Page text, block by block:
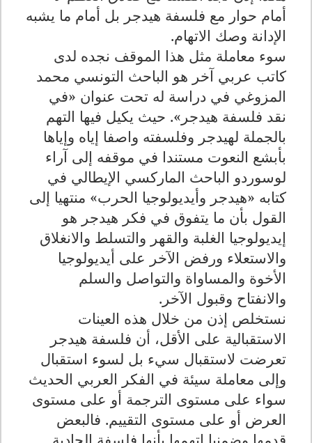
أمام حوار مع فلسفة هيدجر بل أمام ما يشبه
الإدانة وصك الاتهام.
سوء معاملة مثل هذا الموقف نجده لدى
كاتب عربي آخر هو الباحث التونسي محمد
المزوغي في دراسة له تحت عنوان «في
نقد فلسفة هيدجر». حيث يكيل فيها التهم
بالجملة لهيدجر وفلسفته واصفا إياه وإياها
بأبشع النعوت مستندا في موقفه إلى آراء
لوسوردو الباحث الماركسي الإيطالي في
كتابه «هيدجر وأيديولوجيا الحرب» منتهيا إلى
القول بأن ما يتفوق في فكر هيدجر هو
إيديولوجيا الغلبة والقهر والتسلط والانغلاق
والاستعلاء ورفض الآخر على أيديولوجيا
الأخوة والمساواة والتواصل والسلم
والانفتاح وقبول الآخر.
نستخلص إذن من خلال هذه العينات
الاستقبالية على الأقل، أن فلسفة هيدجر
تعرضت لاستقبال سيء بل لسوء استقبال
وإلى معاملة سيئة في الفكر العربي الحديث
سواء على مستوى الترجمة أو على مستوى
العرض أو على مستوى التقييم. فالبعض